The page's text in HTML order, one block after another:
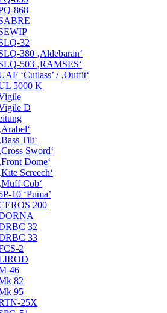
868
32
380 ‚Aldebaran‘
503 ‚RAMSES‘
‘Cutlass’ / ‚Outfit‘
5000 K
D
Tilt‘
Sword‘
Dome‘
Screech‘
Cob‘
10 ‘Puma’
200
32
33
2
46
82
95
25X